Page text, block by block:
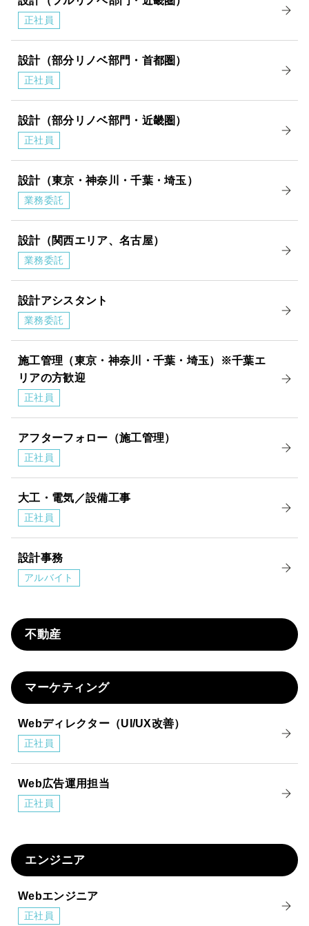
正社員
設計（部分リノベ部門・首都圏）
正社員
設計（部分リノベ部門・近畿圏）
正社員
設計（東京・神奈川・千葉・埼玉）
業務委託
設計（関西エリア、名古屋）
業務委託
設計アシスタント
業務委託
施工管理（東京・神奈川・千葉・埼玉）※千葉エ
リアの方歓迎
正社員
アフターフォロー（施工管理）
正社員
大工・電気／設備工事
正社員
設計事務
アルバイト
不動産
マーケティング
Webディレクター（UI/UX改善）
正社員
Web広告運用担当
正社員
エンジニア
Webエンジニア
正社員